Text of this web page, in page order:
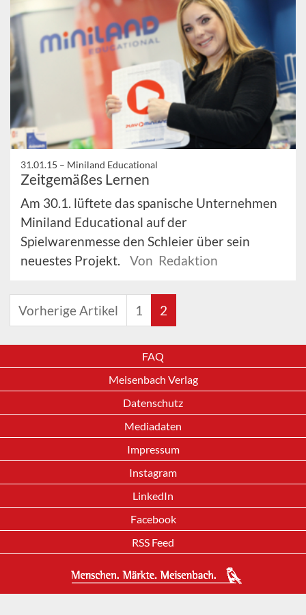
31.01.15 – Miniland Educational
Zeitgemäßes Lernen
Am 30.1. lüftete das spanische Unternehmen
Miniland Educational auf der
Spielwarenmesse den Schleier über sein
neuestes Projekt.
Von Redaktion
Vorherige Artikel 1 2
FAQ
Meisenbach Verlag
Datenschutz
Mediadaten
Impressum
Instagram
LinkedIn
Facebook
RSS Feed